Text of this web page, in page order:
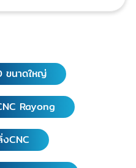
ตามสั่ง ได้ครบจำนวนตามอ
ที่สามารถส่งมอบงานได้
ที่ได้ของไม่ตรงสเปค
งไม่ครบ โรงกลึง
งระยองรับ
, ปทุมธานี,
ขนาดใหญ่
Rayong
CNC